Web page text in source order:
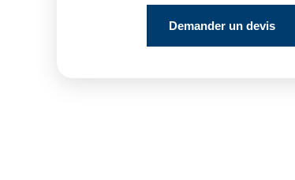
Demander un devis